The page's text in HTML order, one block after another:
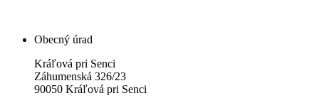
Obecný úrad
Kráľová pri Senci
Záhumenská 326/23
90050 Kráľová pri Senci